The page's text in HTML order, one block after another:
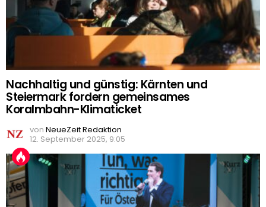
Nachhaltig und günstig: Kärnten und
Steiermark fordern gemeinsames
Koralmbahn-Klimaticket
von NeueZeit Redaktion
12. September 2025, 9:05